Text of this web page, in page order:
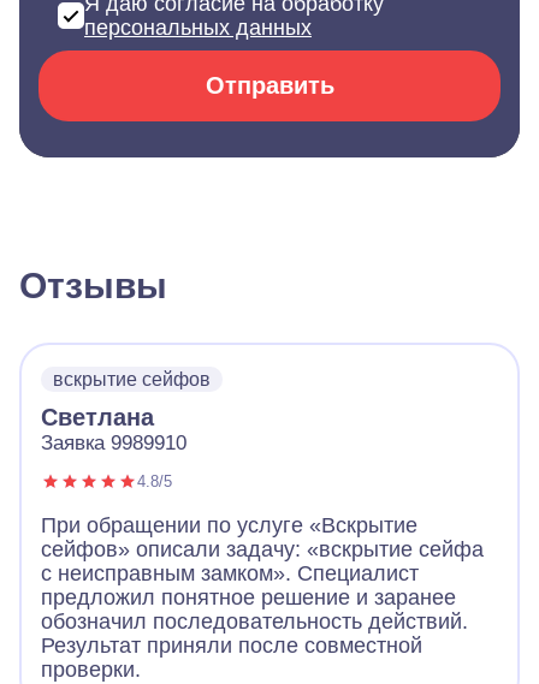
персональных данных
Отправить
Отзывы
вскрытие сейфов
Светлана
Заявка 9989910
4.8/5
При обращении по услуге «Вскрытие
сейфов» описали задачу: «вскрытие сейфа
с неисправным замком». Специалист
предложил понятное решение и заранее
обозначил последовательность действий.
Результат приняли после совместной
проверки.